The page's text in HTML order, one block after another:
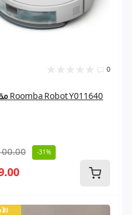
0
مكنسة Roomba Robot Y011640
-31%